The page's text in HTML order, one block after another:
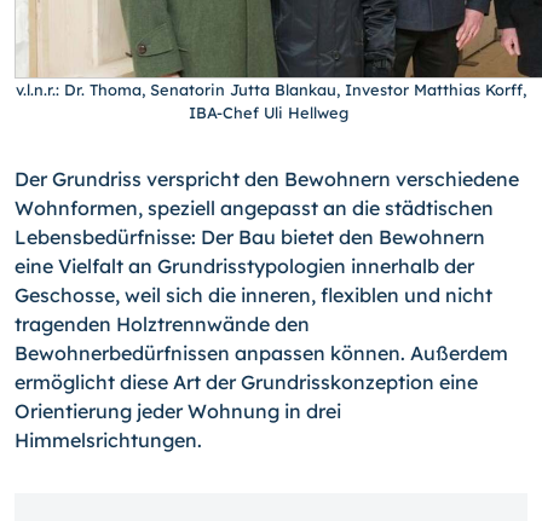
v.l.n.r.: Dr. Thoma, Senatorin Jutta Blankau, Investor Matthias Korff,
IBA-Chef Uli Hellweg
Der Grundriss verspricht den Bewohnern verschiedene
Wohnformen, speziell angepasst an die städtischen
Lebensbedürfnisse: Der Bau bietet den Bewohnern
eine Vielfalt an Grundrisstypologien innerhalb der
Geschosse, weil sich die inneren, flexiblen und nicht
tragenden Holztrennwände den
Bewohnerbedürfnissen anpassen können. Außerdem
ermöglicht diese Art der Grundrisskonzeption eine
Orientierung jeder Wohnung in drei
Himmelsrichtungen.